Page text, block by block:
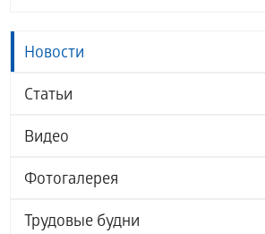
Новости
Статьи
Видео
Фотогалерея
Трудовые будни